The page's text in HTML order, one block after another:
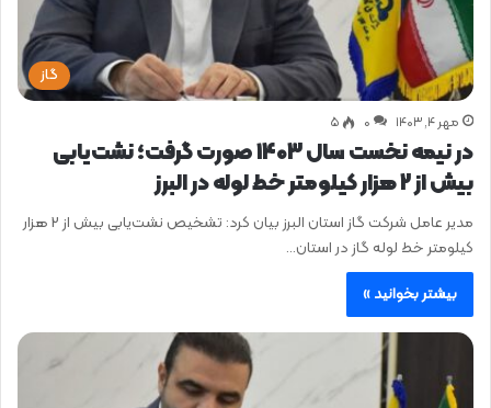
گاز
مهر ۴, ۱۴۰۳ 0 ۵
در نیمه نخست سال 1403 صورت گرفت؛ نشت‌یابی
بیش از 2 هزار کیلومتر خط لوله در البرز
مدیر عامل شرکت گاز استان البرز بیان کرد: تشخیص نشت‌یابی بیش از 2 هزار
کیلومتر خط لوله گاز در استان…
بیشتر بخوانید »